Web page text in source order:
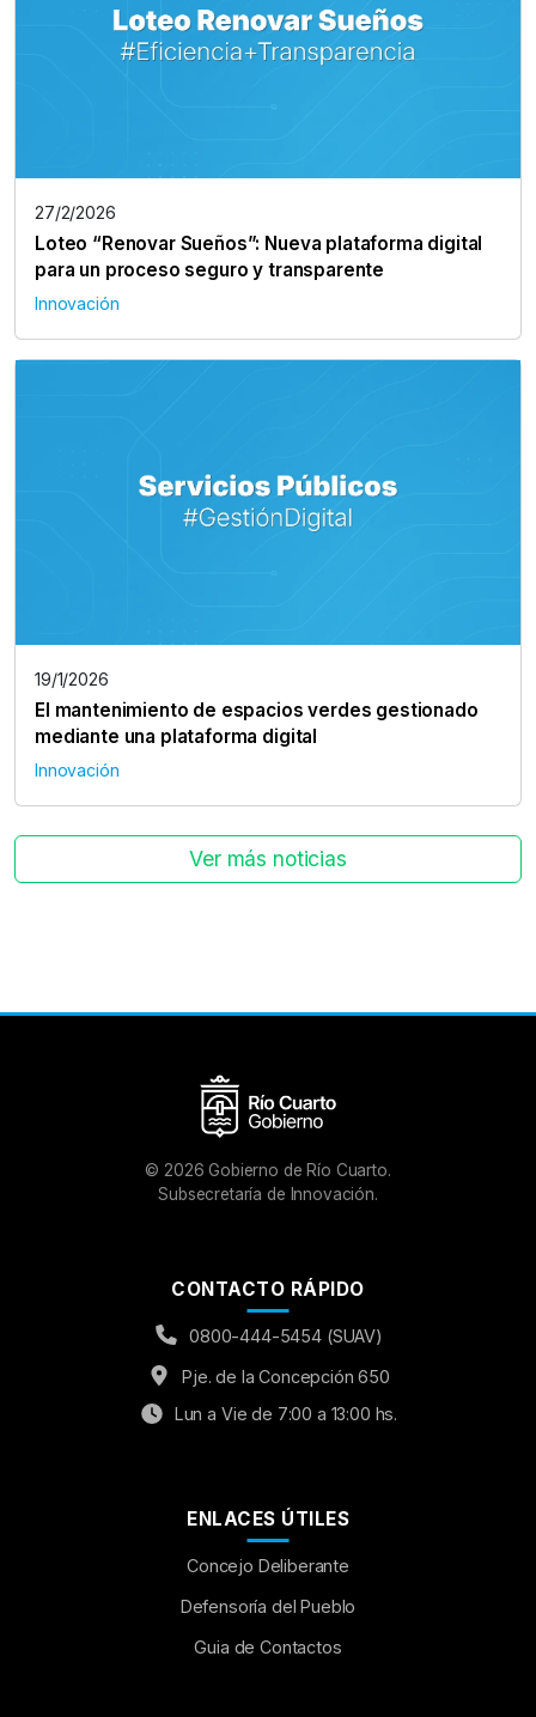
27/2/2026
Loteo “Renovar Sueños”: Nueva plataforma digital
para un proceso seguro y transparente
Innovación
19/1/2026
El mantenimiento de espacios verdes gestionado
mediante una plataforma digital
Innovación
Ver más noticias
© 2026 Gobierno de Río Cuarto.
Subsecretaría de Innovación.
CONTACTO RÁPIDO
0800-444-5454 (SUAV)
Pje. de la Concepción 650
Lun a Vie de 7:00 a 13:00 hs.
ENLACES ÚTILES
Concejo Deliberante
Defensoría del Pueblo
Guia de Contactos
Aumentar Fuente
OFF